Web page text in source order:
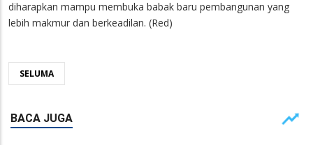
diharapkan mampu membuka babak baru pembangunan yang
lebih makmur dan berkeadilan. (Red)
SELUMA